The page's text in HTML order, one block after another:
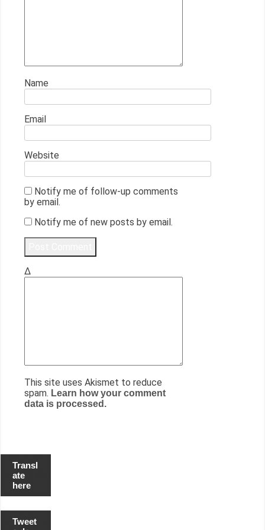
Name
Email
Website
Notify me of follow-up comments
by email.
Notify me of new posts by email.
Δ
This site uses Akismet to reduce
spam. Learn how your comment
data is processed.
Transl
ate
here
Tweet